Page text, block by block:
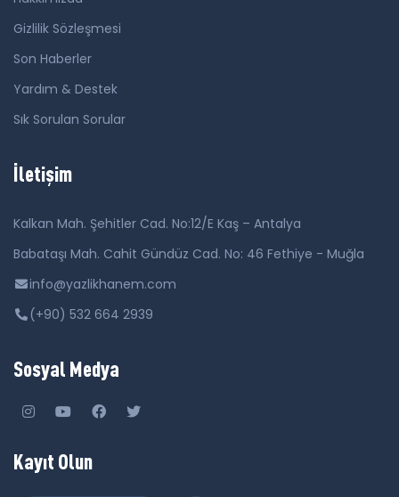
Gizlilik Sözleşmesi
Son Haberler
Yardım & Destek
Sık Sorulan Sorular
İletişim
Kalkan Mah. Şehitler Cad. No:12/E Kaş – Antalya
Babataşı Mah. Cahit Gündüz Cad. No: 46 Fethiye - Muğla
info@yazlikhanem.com
(+90) 532 664 2939
Sosyal Medya
Kayıt Olun